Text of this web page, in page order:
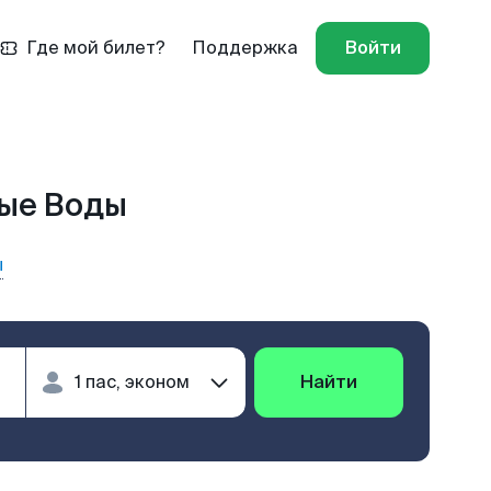
Где мой билет? Поддержка Войти
Воды
Найти